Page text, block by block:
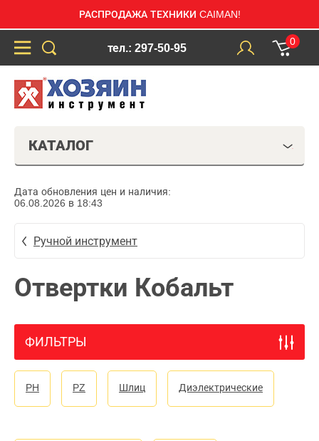
РАСПРОДАЖА ТЕХНИКИ CAIMAN!
тел.: 297-50-95
0
КАТАЛОГ
Дата обновления цен и наличия:
06.08.2026 в 18:43
Ручной инструмент
Отвертки Кобальт
ФИЛЬТРЫ
PH PZ Шлиц Диэлектрические